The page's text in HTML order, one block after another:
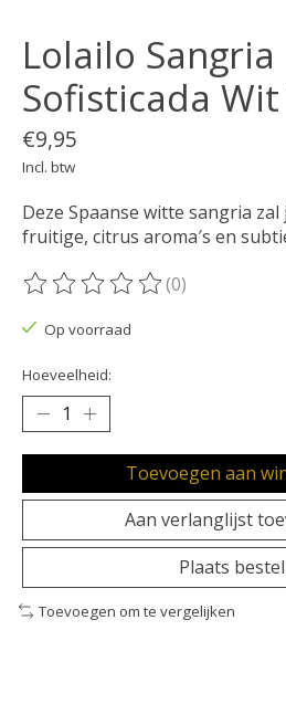
Lolailo Sangria
Sofisticada Wit
€9,95
Incl. btw
Deze Spaanse witte sangria
fruitige, citrus aroma′s en
De beoordeling van dit product
(0)
Op voorraad
Hoeveelheid:
Toevoegen aan
Aan verlanglijst
Plaats
Toevoegen om te vergelijken